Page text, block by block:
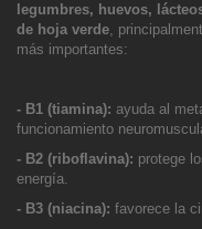
legumbres, huevos,
de hoja verde,
más importantes:
- B1 (tiamina): ayuda al
funcionamiento
- B2 (riboflavina): protege
energía.
- B3 (niacina): favorece la